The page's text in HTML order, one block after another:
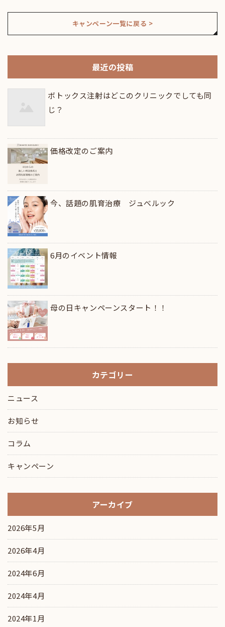
キャンペーン一覧に戻る >
最近の投稿
ボトックス注射はどこのクリニックでしても同
じ？
価格改定のご案内
今、話題の肌育治療 ジュべルック
6月のイベント情報
母の日キャンペーンスタート！！
カテゴリー
ニュース
お知らせ
コラム
キャンペーン
アーカイブ
2026年5月
2026年4月
2024年6月
2024年4月
2024年1月